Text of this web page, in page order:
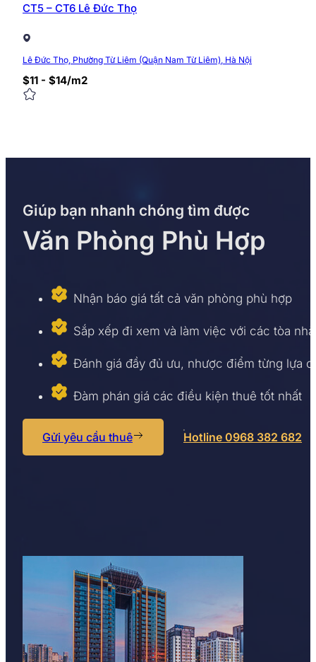
CT5 – CT6 Lê Đức Thọ
Lê Đức Thọ, Phường Từ Liêm (Quận Nam Từ Liêm), Hà Nội
$11 - $14/m2
Giúp bạn nhanh chóng tìm được
Văn Phòng Phù Hợp
Nhận báo giá tất cả văn phòng phù hợp
Sắp xếp đi xem và làm việc với các tòa nhà
Đánh giá đầy đủ ưu, nhược điểm từng lựa
Đàm phán giá các điều kiện thuê tốt nhất
Gửi yêu cầu thuê Hotline 0968 382 682